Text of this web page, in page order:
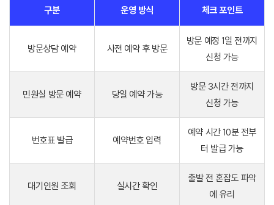
구분 운영 방식 체크 포인트
방문상담 예약 사전 예약 후 방문
방문 예정 1일 전까지
신청 가능
민원실 방문 예약 당일 예약 가능
방문 3시간 전까지
신청 가능
번호표 발급 예약번호 입력
예약 시간 10분 전부
터 발급 가능
대기인원 조회 실시간 확인
출발 전 혼잡도 파악
에 유리